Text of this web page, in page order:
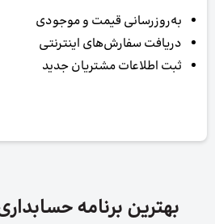
به‌روزرسانی قیمت و موجودی
دریافت سفارش‌های اینترنتی
ثبت اطلاعات مشتریان جدید
بهترین برنامه